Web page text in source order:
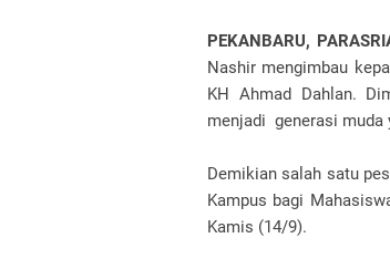
PEKANBARU,
Nashir mengimbau
KH Ahmad Dahlan.
menjadi generasi muda
Demikian salah satu
Kampus bagi
Kamis (14/9).